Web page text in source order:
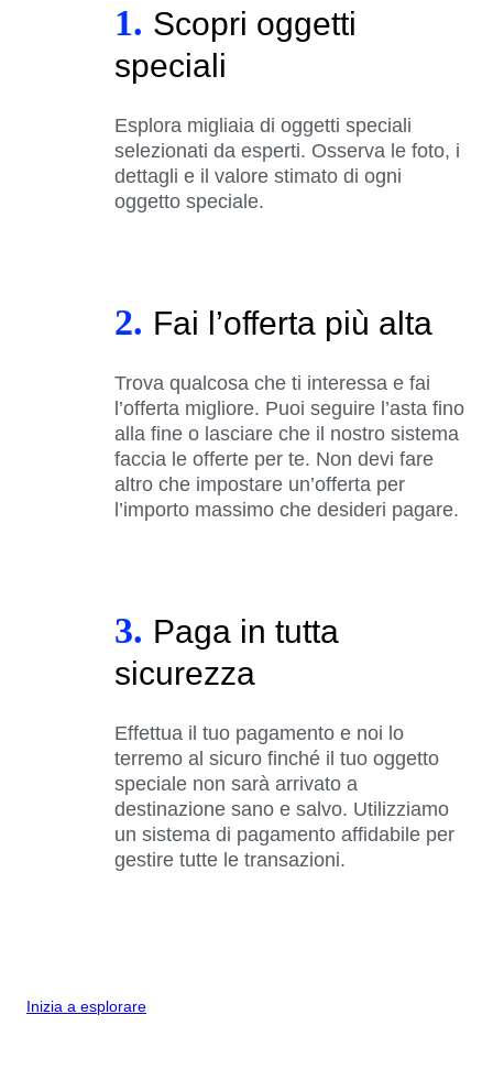
1. Scopri oggetti
speciali
Esplora migliaia di oggetti speciali
selezionati da esperti. Osserva le foto, i
dettagli e il valore stimato di ogni
oggetto speciale.
2. Fai l’offerta più alta
Trova qualcosa che ti interessa e fai
l’offerta migliore. Puoi seguire l’asta fino
alla fine o lasciare che il nostro sistema
faccia le offerte per te. Non devi fare
altro che impostare un’offerta per
l’importo massimo che desideri pagare.
3. Paga in tutta
sicurezza
Effettua il tuo pagamento e noi lo
terremo al sicuro finché il tuo oggetto
speciale non sarà arrivato a
destinazione sano e salvo. Utilizziamo
un sistema di pagamento affidabile per
gestire tutte le transazioni.
Inizia a esplorare